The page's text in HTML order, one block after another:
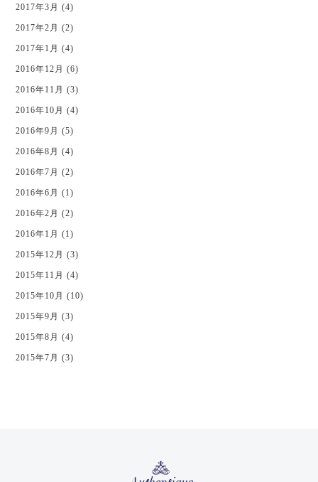
2017年3月 (4)
2017年2月 (2)
2017年1月 (4)
2016年12月 (6)
2016年11月 (3)
2016年10月 (4)
2016年9月 (5)
2016年8月 (4)
2016年7月 (2)
2016年6月 (1)
2016年2月 (2)
2016年1月 (1)
2015年12月 (3)
2015年11月 (4)
2015年10月 (10)
2015年9月 (3)
2015年8月 (4)
2015年7月 (3)